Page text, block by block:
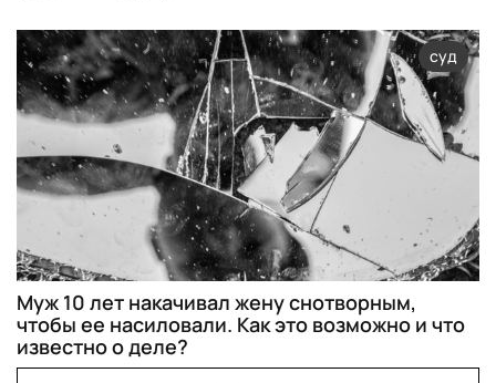
суд
Муж 10 лет накачивал жену снотворным,
чтобы ее насиловали. Как это возможно и что
известно о деле?